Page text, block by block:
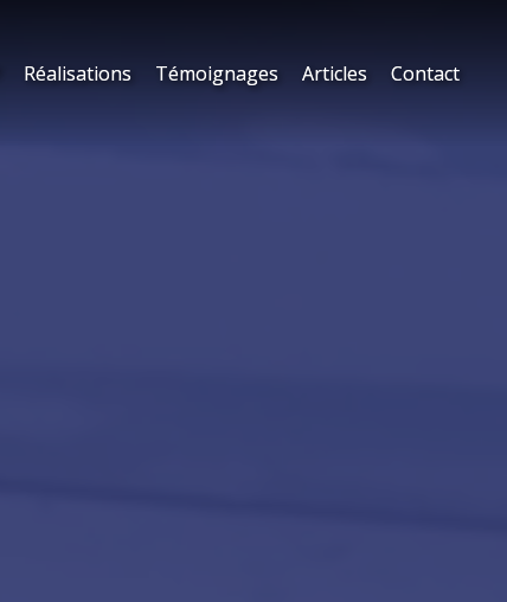
Réalisations Témoignages Articles Contact
Réalisations Témoignages Articles Contact